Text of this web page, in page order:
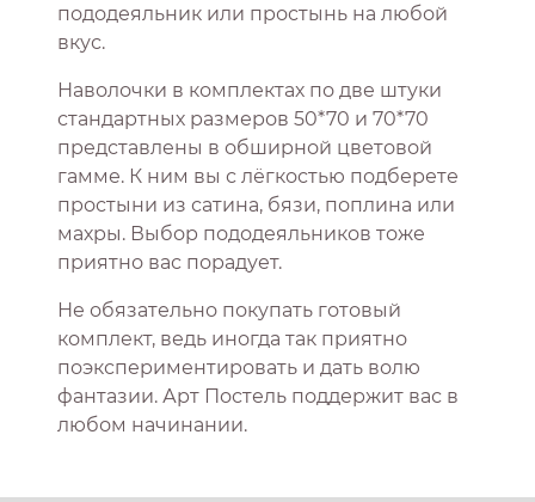
пододеяльник или простынь на любой
вкус.
Наволочки в комплектах по две штуки
стандартных размеров 50*70 и 70*70
представлены в обширной цветовой
гамме. К ним вы с лёгкостью подберете
простыни из сатина, бязи, поплина или
махры. Выбор пододеяльников тоже
приятно вас порадует.
Не обязательно покупать готовый
комплект, ведь иногда так приятно
поэкспериментировать и дать волю
фантазии. Арт Постель поддержит вас в
любом начинании.